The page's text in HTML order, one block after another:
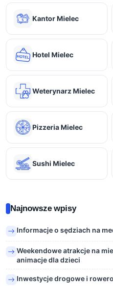
Kantor Mielec
Hotel Mielec
Weterynarz Mielec
Pizzeria Mielec
Sushi Mielec
Najnowsze wpisy
Informacje o sędziach na
Weekendowe atrakcje na
animacje dla dzieci
Inwestycje drogowe i